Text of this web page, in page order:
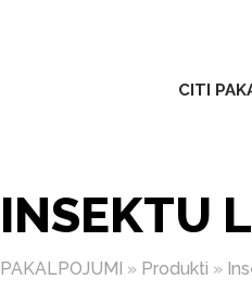
CITI
INSEKTU
PAKALPOJUMI » Produkti »